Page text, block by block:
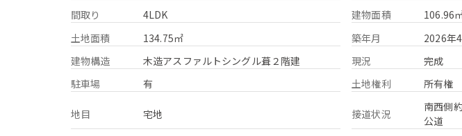
間取り 4LDK 建物面積
106.96
土地面積
134.75㎡ 築年月
2026年
建物構造
木造アスファルトシングル葺２階建 現況
完成
駐車場
有 土地権利 所有権
地目 宅地 接道状況
南西側
公道